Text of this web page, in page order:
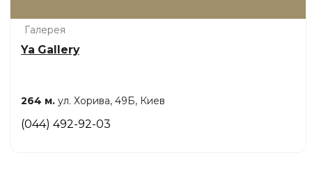
Галерея
Ya Gallery
264 м. ул. Хорива, 49Б, Киев
(044) 492-92-03